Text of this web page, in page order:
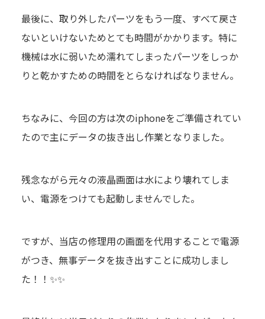
最後に、取り外したパーツをもう一度、すべて戻さ
ないといけないためとても時間がかかります。特に
機械は水に弱いため濡れてしまったパーツをしっか
りと乾かすための時間をとらなければなりません。
ちなみに、今回の方は次のiphoneをご準備されてい
たので主にデータの抜き出し作業となりました。
残念ながら元々の液晶画面は水により壊れてしま
い、電源をつけても起動しませんでした。
ですが、当店の修理用の画面を代用することで電源
がつき、無事データを抜き出すことに成功しまし
た！！✨✨